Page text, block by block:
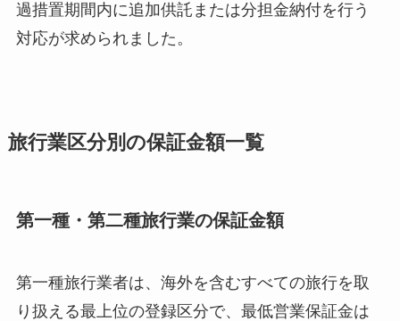
過措置期間内に追加供託または分担金納付を行う
対応が求められました。
旅行業区分別の保証金額一覧
第一種・第二種旅行業の保証金額
第一種旅行業者は、海外を含むすべての旅行を取
り扱える最上位の登録区分で、最低営業保証金は